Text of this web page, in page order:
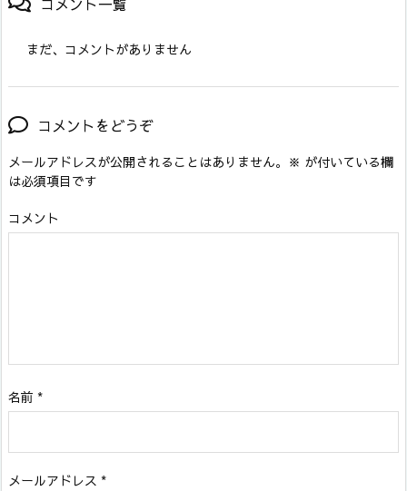
まだ、コメントがありません
コメントをどうぞ
メールアドレスが公開されることはありません。 ※ が付いている欄
は必須項目です
コメント
名前 *
メールアドレス *